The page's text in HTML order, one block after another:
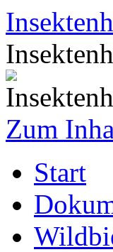
Zum
Start